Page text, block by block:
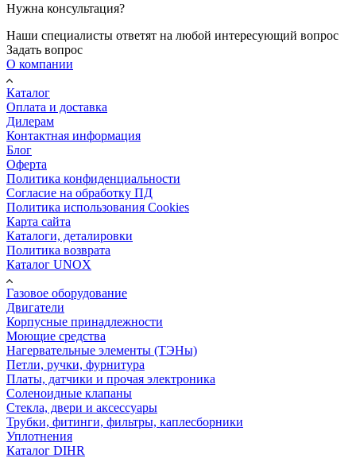
Нужна консультация?
Наши специалисты ответят на любой интересующий вопрос
Задать вопрос
О компании
Каталог
Оплата и доставка
Дилерам
Контактная информация
Блог
Оферта
Политика конфиденциальности
Согласие на обработку ПД
Политика использования Cookies
Карта сайта
Каталоги, деталировки
Политика возврата
Каталог UNOX
Газовое оборудование
Двигатели
Корпусные принадлежности
Моющие средства
Нагервательные элементы (ТЭНы)
Петли, ручки, фурнитура
Платы, датчики и прочая электроника
Соленоидные клапаны
Стекла, двери и аксессуары
Трубки, фитинги, фильтры, каплесборники
Уплотнения
Каталог DIHR